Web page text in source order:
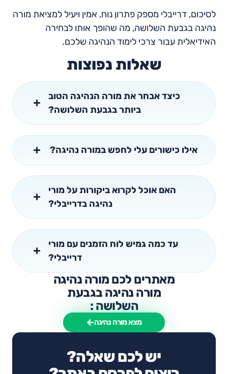
לסיכום, דרייבלי מספק פתרון נוח, אמין ויעיל למציאת מורה
נהיגה בגבעת השלושה, מה שהופך אותו לבחירה
האידיאלית עבור צרכי לימוד הנהיגה שלכם.
שאלות נפוצות
כיצד אבחר את מורה הנהיגה הטוב
ביותר בגבעת השלושה?
אילו כישורים עלי לחפש במורה נהיגה?
האם אוכל לקרוא ביקורות על מורי
נהיגה בדרייבלי?
עד כמה גמיש לוח הזמנים עם מורי
דרייבלי?
מאתרים לכם מורה נהיגה
מורה נהיגה בגבעת
השלושה :
מצא מורה נהיגה
יש לכם שאלה?